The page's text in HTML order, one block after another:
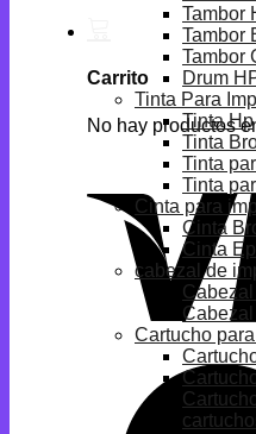
Carrito
No hay productos
Tambor
Tambor
Tambor
Drum
Tinta Para
Tinta Hp
Tinta
Tinta
Tinta
Cinta para
Cinta
Cinta
cabezal de
Cartucho